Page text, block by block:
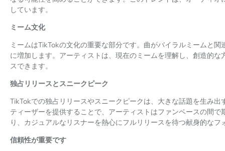
しています。
ミーム文化
ミームはTikTokの文化の重要な部分です。曲がバイラルミームと
に増加します。アーティストは、現在のミームを理解し、創造的
スできます。
独占リリースとスニークピーク
TikTokでの独占リリースやスニークピークは、大きな話題を生み
ティーザーを提供することで、アーティストはファンベースの間
り、カジュアルなリスナーを熱心にフルリリースを待つ献身的な
信頼性が重要です